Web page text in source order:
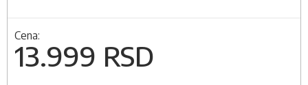
Cena:
13.999 RSD